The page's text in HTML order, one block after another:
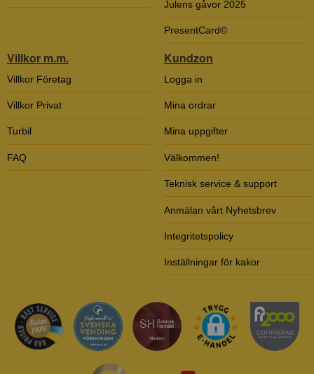
Julens gåvor 2025
PresentCard©
Villkor m.m.
Villkor Företag
Villkor Privat
Turbil
FAQ
Kundzon
Logga in
Mina ordrar
Mina uppgifter
Välkommen!
Teknisk service & support
Anmälan vårt Nyhetsbrev
Integritetspolicy
Inställningar för kakor